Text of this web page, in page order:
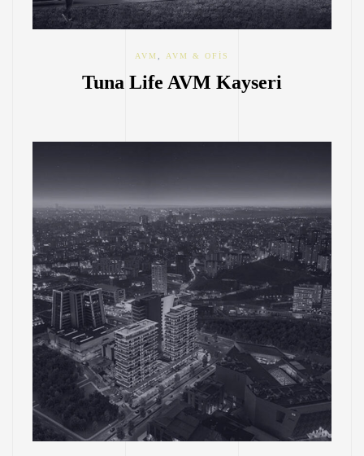
AVM AVM & OFIS
Tuna Life AVM Kayseri